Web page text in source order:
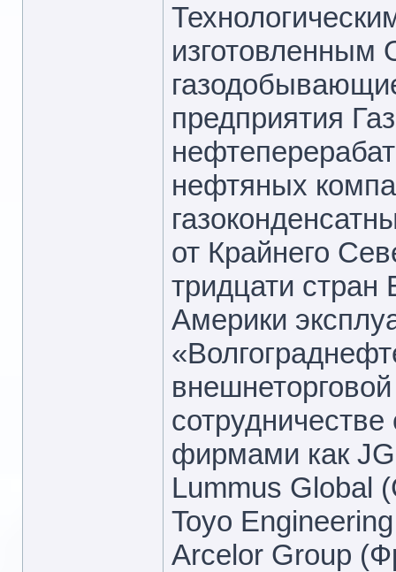
предприятия
нефтяных
от Крайнего
тридцати
Америки
фирмами как
Lummus Global
Toyo
Arcelor Group